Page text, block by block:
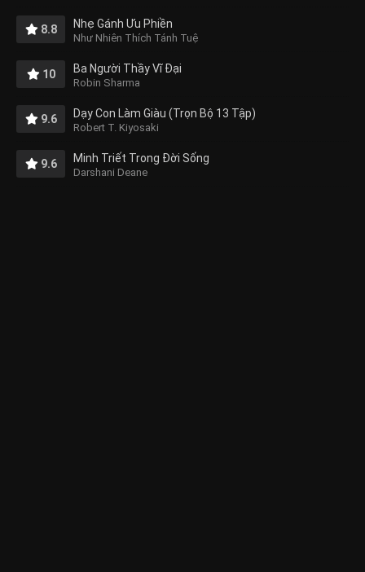
8.8 Nhẹ Gánh Ưu Phiền
Như Nhiên Thích Tánh Tuệ
10 Ba Người Thầy Vĩ Đại
Robin Sharma
9.6 Dạy Con Làm Giàu (Trọn Bộ 13 Tập)
Robert T. Kiyosaki
9.6 Minh Triết Trong Đời Sống
Darshani Deane